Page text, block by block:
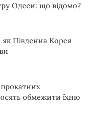
Одеси: що відомо?
Південна Корея
прокатних
обмежити їхню